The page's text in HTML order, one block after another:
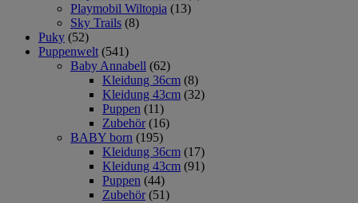
Playmobil Wiltopia (13)
Sky Trails (8)
Puky (52)
Puppenwelt (541)
Baby Annabell (62)
Kleidung 36cm (8)
Kleidung 43cm (32)
Puppen (11)
Zubehör (16)
BABY born (195)
Kleidung 36cm (17)
Kleidung 43cm (91)
Puppen (44)
Zubehör (51)